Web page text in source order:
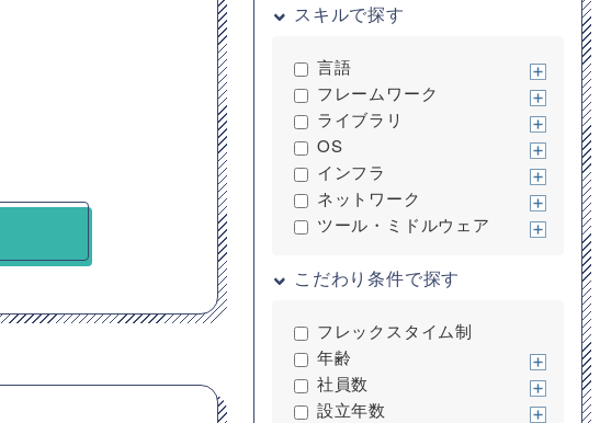
スキルで探す
言語
フレームワーク
ライブラリ
OS
インフラ
ネットワーク
ツール・ミドルウェア
こだわり条件で探す
フレックスタイム制
年齢
社員数
設立年数